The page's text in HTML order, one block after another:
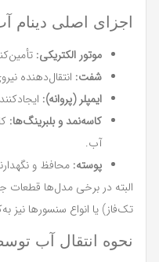
اجزای اصلی دینام
موتور الکتریکی:
شفت: انتقال‌دهنده
ایمپلر (پروانه):
کاسه‌نمد و بلبرینگ‌ها:
آب.
پوسته: محافظ و
البته در برخی مدل‌ها قطعات
تک‌فاز) یا انواع سنسورها نیز
نحوه انتقال آب